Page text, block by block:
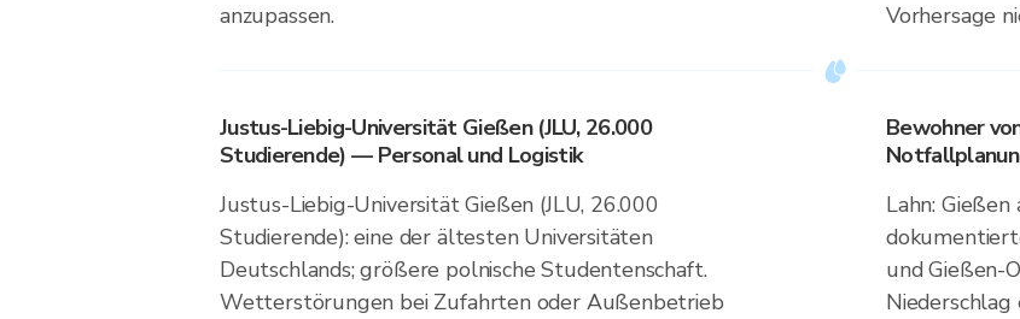
anzupassen.
Vorhersage
Justus-Liebig-Universität Gießen (JLU, 26.000
Studierende) — Personal und Logistik
Justus-Liebig-Universität Gießen (JLU, 26.000
Studierende): eine der ältesten Universitäten
Deutschlands; größere polnische Studentenschaft.
Wetterstörungen bei Zufahrten oder Außenbetrieb
Bewohner
Lahn:
und Gießen-
Niederschlag